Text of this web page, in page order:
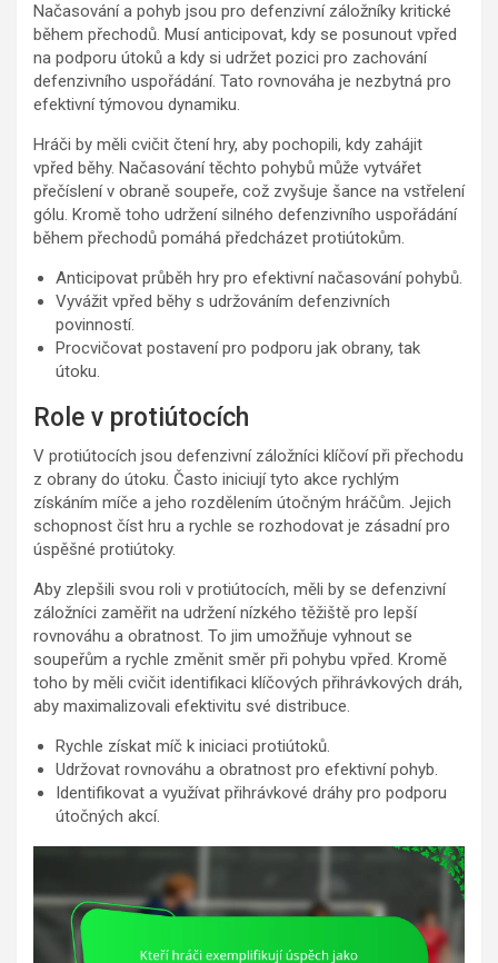
Načasování a pohyb jsou pro defenzivní záložníky kritické
během přechodů. Musí anticipovat, kdy se posunout vpřed
na podporu útoků a kdy si udržet pozici pro zachování
defenzivního uspořádání. Tato rovnováha je nezbytná pro
efektivní týmovou dynamiku.
Hráči by měli cvičit čtení hry, aby pochopili, kdy zahájit
vpřed běhy. Načasování těchto pohybů může vytvářet
přečíslení v obraně soupeře, což zvyšuje šance na vstřelení
gólu. Kromě toho udržení silného defenzivního uspořádání
během přechodů pomáhá předcházet protiútokům.
Anticipovat průběh hry pro efektivní načasování pohybů.
Vyvážit vpřed běhy s udržováním defenzivních
povinností.
Procvičovat postavení pro podporu jak obrany, tak
útoku.
Role v protiútocích
V protiútocích jsou defenzivní záložníci klíčoví při přechodu
z obrany do útoku. Často iniciují tyto akce rychlým
získáním míče a jeho rozdělením útočným hráčům. Jejich
schopnost číst hru a rychle se rozhodovat je zásadní pro
úspěšné protiútoky.
Aby zlepšili svou roli v protiútocích, měli by se defenzivní
záložníci zaměřit na udržení nízkého těžiště pro lepší
rovnováhu a obratnost. To jim umožňuje vyhnout se
soupeřům a rychle změnit směr při pohybu vpřed. Kromě
toho by měli cvičit identifikaci klíčových přihrávkových dráh,
aby maximalizovali efektivitu své distribuce.
Rychle získat míč k iniciaci protiútoků.
Udržovat rovnováhu a obratnost pro efektivní pohyb.
Identifikovat a využívat přihrávkové dráhy pro podporu
útočných akcí.